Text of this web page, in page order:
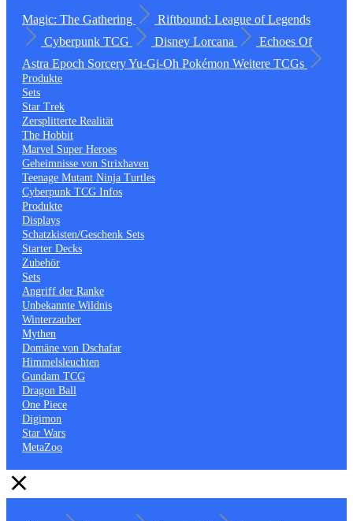
Magic: The Gathering
Riftbound: League of Legends
Cyberpunk TCG
Disney Lorcana
Echoes Of
Astra Epoch SorceryYu-Gi-Oh Pokémon Weitere TCGs
Produkte
Sets
Star Trek
Zersplitterte Realität
The Hobbit
Marvel Super Heroes
Geheimnisse von Strixhaven
Teenage Mutant Ninja Turtles
Cyberpunk TCG Infos
Produkte
Displays
Schatzkisten/Geschenk Sets
Starter Decks
Zubehör
Sets
Angriff der Ranke
Unbekannte Wildnis
Winterzauber
Mythen
Domäne von Dschafar
Himmelsleuchten
Gundam TCG
Dragon Ball
One Piece
Digimon
Star Wars
MetaZoo